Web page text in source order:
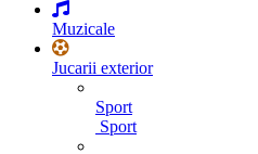
Muzicale
Jucarii exterior
Sport
Sport